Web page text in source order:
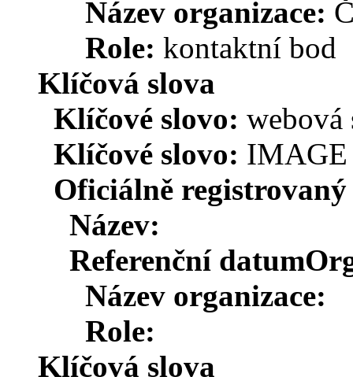
Název organizace:
Role: kontaktní bod
Klíčová slova
Klíčové slovo: webová
Klíčové slovo: IMAGE
Oficiálně registrovaný
Název:
Referenční datum
Název organizace:
Role:
Klíčová slova